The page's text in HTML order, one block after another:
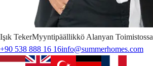
Işık TekerMyyntipäällikkö Alanyan Toimistossa
+90 538 888 16 16info@summerhomes.com